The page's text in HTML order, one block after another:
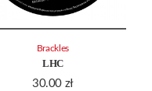
LHC
30.00 zł
Brackles